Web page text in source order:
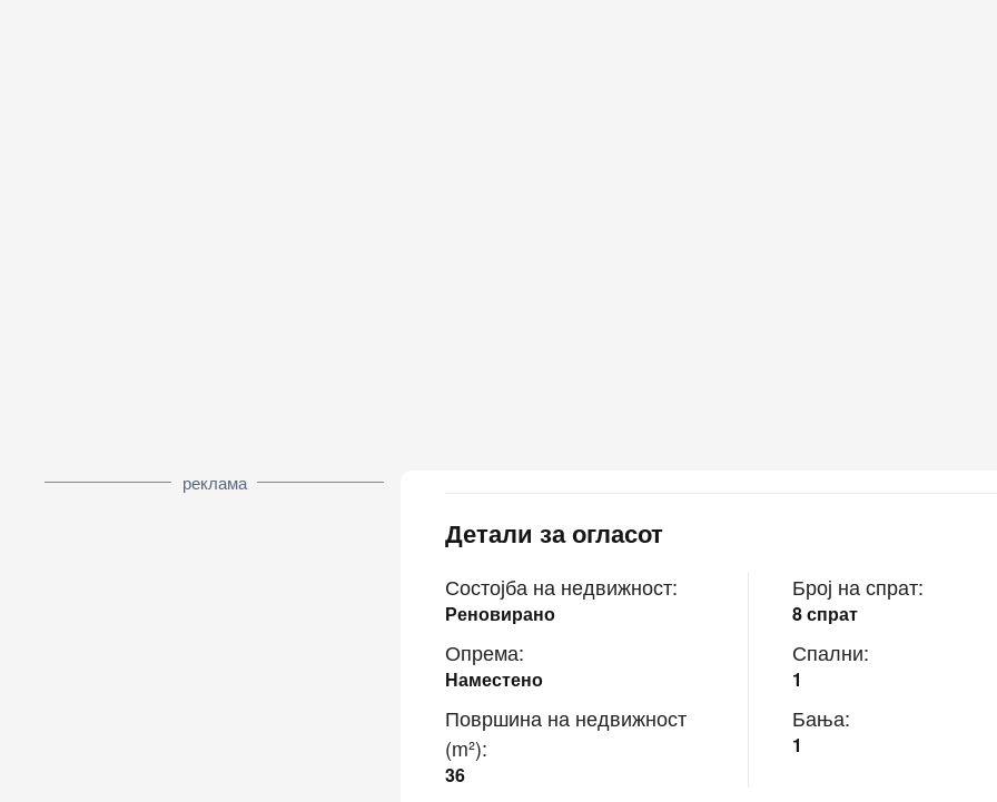
реклама
Детали за огласот
Состојба на недвижност:
Реновирано
Опрема:
Наместено
Површина на недвижност
(m²):
36
Број на спрат:
8 спрат
Спални:
1
Бања:
1